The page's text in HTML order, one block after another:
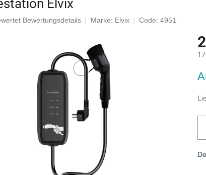
Elvix
Bewertungsdetails Marke: Elvix Code: 4951